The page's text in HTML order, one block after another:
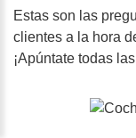
Estas son las
clientes a la hora
¡Apúntate todas